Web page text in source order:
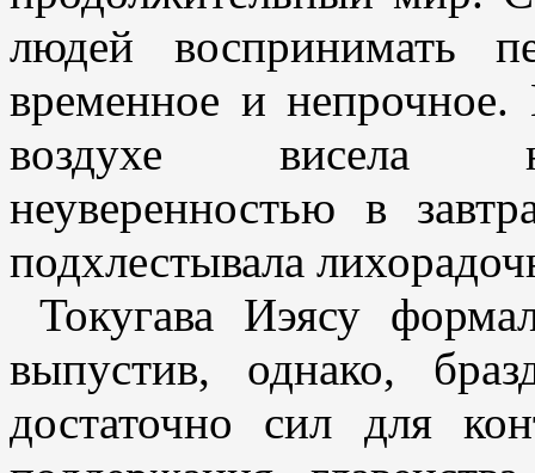
людей воспринимать
временное и
воздухе висела
неуверенностью в
подхлестывала
Токугава Иэясу
выпустив, однако,
достаточно сил для